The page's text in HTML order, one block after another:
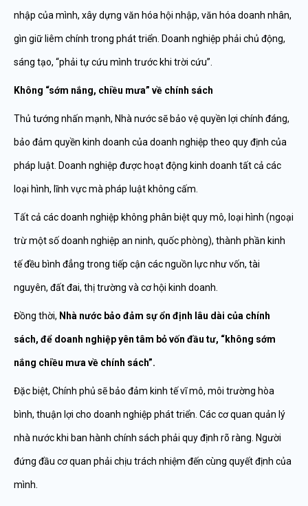
nhập của mình, xây dựng văn hóa hội nhập, văn hóa doanh nhân,
gìn giữ liêm chính trong phát triển. Doanh nghiệp phải chủ động,
sáng tạo, “phải tự cứu mình trước khi trời cứu”.
Không “sớm nắng, chiều mưa” về chính sách
Thủ tướng nhấn mạnh, Nhà nước sẽ bảo vệ quyền lợi chính đáng,
bảo đảm quyền kinh doanh của doanh nghiệp theo quy định của
pháp luật. Doanh nghiệp được hoạt động kinh doanh tất cả các
loại hình, lĩnh vực mà pháp luật không cấm.
Tất cả các doanh nghiệp không phân biệt quy mô, loại hình (ngoại
trừ một số doanh nghiệp an ninh, quốc phòng), thành phần kinh
tế đều bình đẳng trong tiếp cận các nguồn lực như vốn, tài
nguyên, đất đai, thị trường và cơ hội kinh doanh.
Đồng thời, Nhà nước bảo đảm sự ổn định lâu dài của chính
sách, để doanh nghiệp yên tâm bỏ vốn đầu tư, “không sớm
nắng chiều mưa về chính sách”.
Đặc biệt, Chính phủ sẽ bảo đảm kinh tế vĩ mô, môi trường hòa
bình, thuận lợi cho doanh nghiệp phát triển. Các cơ quan quản lý
nhà nước khi ban hành chính sách phải quy định rõ ràng. Người
đứng đầu cơ quan phải chịu trách nhiệm đến cùng quyết định của
mình.